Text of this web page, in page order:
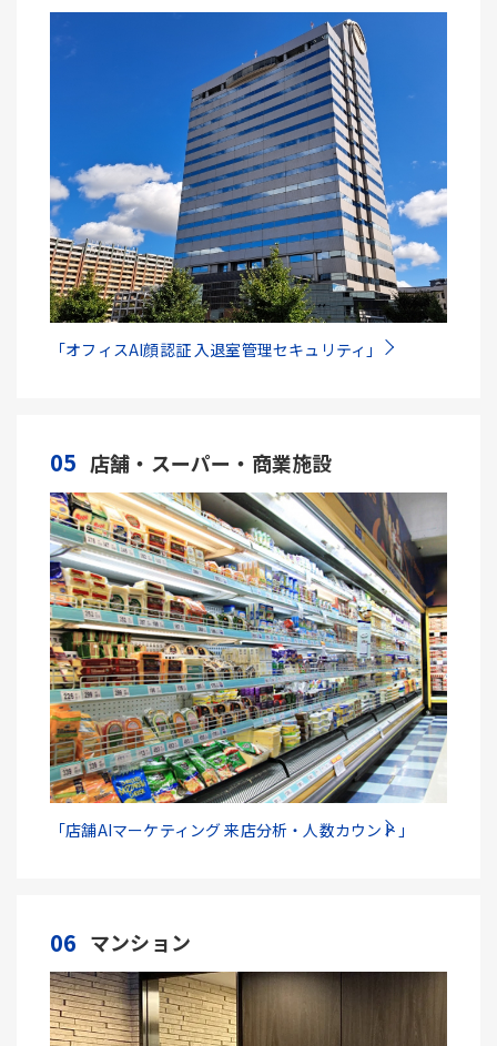
「オフィスAI顔認証 入退室管理セキュリティ」
05 店舗・スーパー・商業施設
「店舗AIマーケティング 来店分析・人数カウント」
06 マンション